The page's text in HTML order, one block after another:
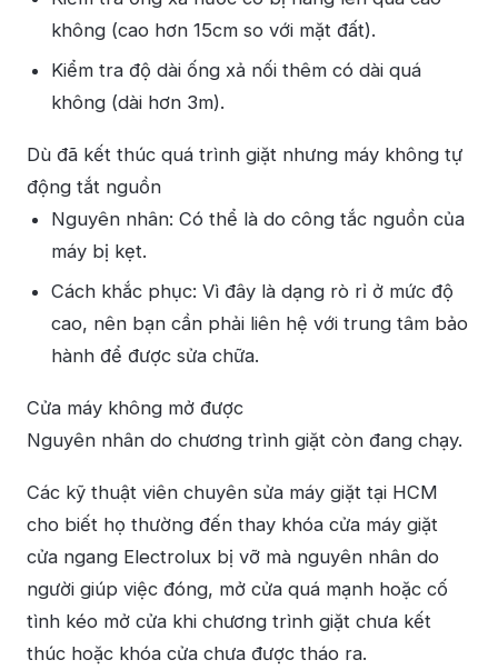
không (cao hơn 15cm so với mặt đất).
Kiểm tra độ dài ống xả nối thêm có dài quá
không (dài hơn 3m).
Dù đã kết thúc quá trình giặt nhưng máy không tự
động tắt nguồn
Nguyên nhân: Có thể là do công tắc nguồn của
máy bị kẹt.
Cách khắc phục: Vì đây là dạng rò rỉ ở mức độ
cao, nên bạn cần phải liên hệ với trung tâm bảo
hành để được sửa chữa.
Cửa máy không mở được
Nguyên nhân do chương trình giặt còn đang chạy.
Các kỹ thuật viên chuyên sửa máy giặt tại HCM
cho biết họ thường đến thay khóa cửa máy giặt
cửa ngang Electrolux bị vỡ mà nguyên nhân do
người giúp việc đóng, mở cửa quá mạnh hoặc cố
tình kéo mở cửa khi chương trình giặt chưa kết
thúc hoặc khóa cửa chưa được tháo ra.